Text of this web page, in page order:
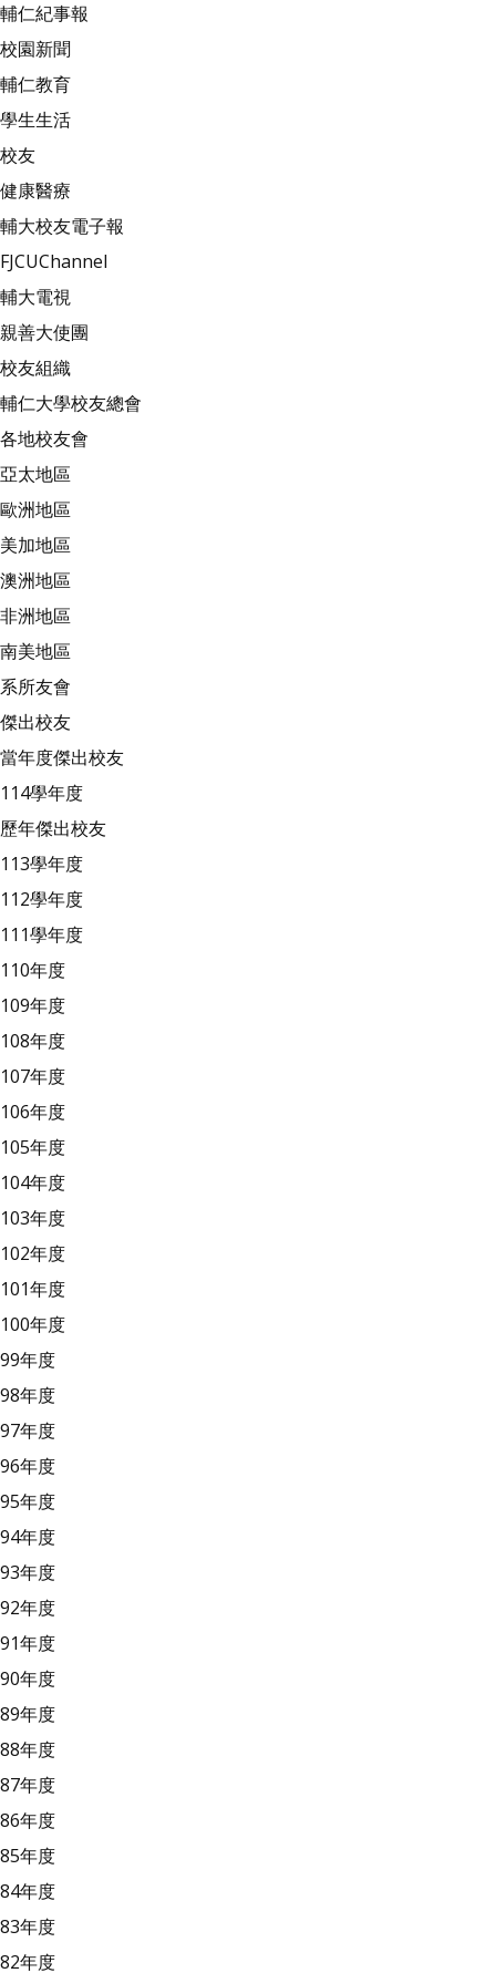
輔仁紀事報
校園新聞
輔仁教育
學生生活
校友
健康醫療
輔大校友電子報
FJCUChannel
輔大電視
親善大使團
校友組織
輔仁大學校友總會
各地校友會
亞太地區
歐洲地區
美加地區
澳洲地區
非洲地區
南美地區
系所友會
傑出校友
當年度傑出校友
114學年度
歷年傑出校友
113學年度
112學年度
111學年度
110年度
109年度
108年度
107年度
106年度
105年度
104年度
103年度
102年度
101年度
100年度
99年度
98年度
97年度
96年度
95年度
94年度
93年度
92年度
91年度
90年度
89年度
88年度
87年度
86年度
85年度
84年度
83年度
82年度